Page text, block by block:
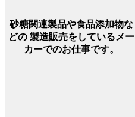
砂糖関連製品や食品添加物な
どの 製造販売をしているメー
カーでのお仕事です。